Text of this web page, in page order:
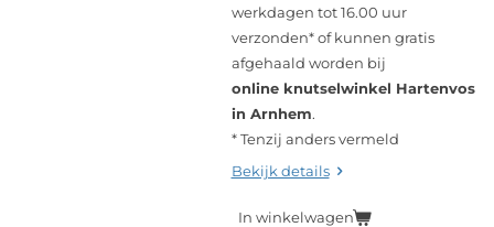
werkdagen tot 16.00 uur
verzonden* of kunnen gratis
afgehaald worden bij
online knutselwinkel Hartenvos
in Arnhem.
* Tenzij anders vermeld
Bekijk details
In winkelwagen